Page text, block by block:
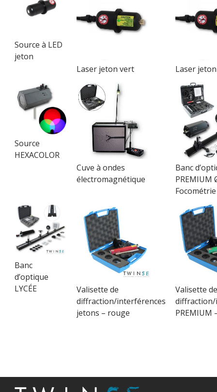
Source à LED
jeton
Laser jeton vert
Laser
Source
HEXACOLOR
Cuve à ondes
électromagnétique
Banc
PREMIUM
Focométrie
Banc
d’optique
LYCÉE
Valisette de
diffraction/interférences
jetons – rouge
Valisette de
PREMIUM